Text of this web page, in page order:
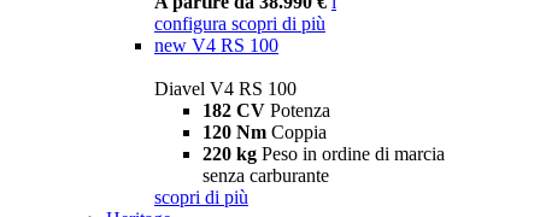
configura scopri di più
new V4 RS 100
Diavel V4 RS 100
182 CV Potenza
120 Nm Coppia
220 kg Peso in ordine di marcia
senza carburante
scopri di più